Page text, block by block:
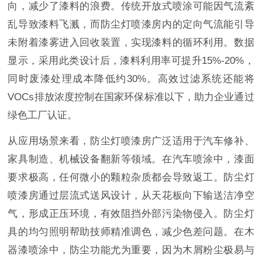
向，减少了漆料的浪费。传统开放式喷涂可能因气流紊
乱导致漆料飞溅，而防尘灯喷漆房内的定向气流能引导
未附着漆雾进入回收装置，实现漆料的循环利用。数据
显示，采用此类设计后，漆料利用率可提升15%-20%，
同时废漆处理成本降低约30%。高效过滤系统还能将
VOCs排放浓度控制在国家环保标准以下，助力企业通过
绿色工厂认证。
从应用场景来看，防尘灯喷漆房广泛适用于汽车修补、
家具制造、机械设备翻新等领域。在汽车喷涂中，漆面
要求极高，任何微小的颗粒杂质都会导致返工。防尘灯
喷漆房通过层流式送风设计，从天花板向下输送洁净空
气，形成正压环境，有效阻挡外部污染物侵入。防尘灯
具的均匀照明帮助技师精准调色，减少色差问题。在木
器漆喷涂中，防尘功能尤为重要，因为木屑粉尘极易与